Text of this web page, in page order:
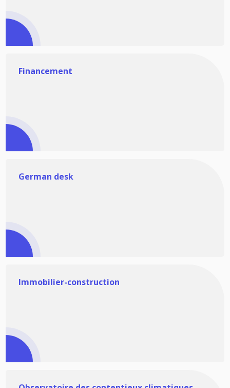
Financement
German desk
Immobilier-construction